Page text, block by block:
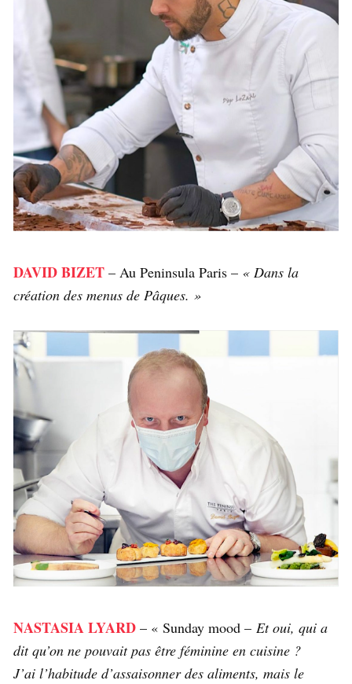
DAVID BIZET – Au Peninsula Paris – « Dans la
création des menus de Pâques. »
NASTASIA LYARD – « Sunday mood – Et oui, qui a
dit qu’on ne pouvait pas être féminine en cuisine ?
J’ai l’habitude d’assaisonner des aliments, mais le